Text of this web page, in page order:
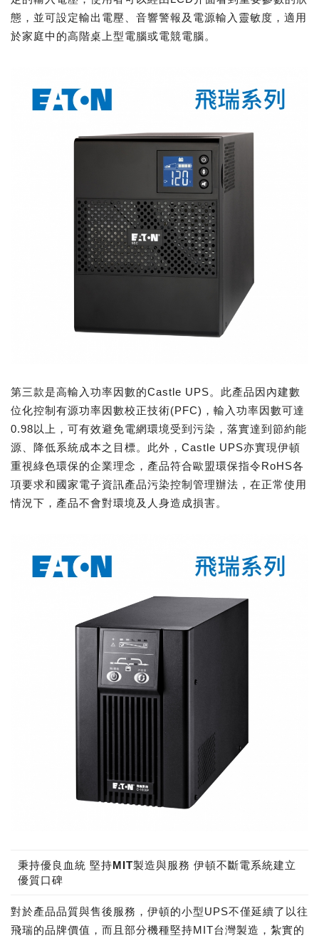
態，並可設定輸出電壓、音響警報及電源輸入靈敏度，適用
於家庭中的高階桌上型電腦或電競電腦。
第三款是高輸入功率因數的Castle UPS。此產品因內建數
位化控制有源功率因數校正技術(PFC)，輸入功率因數可達
0.98以上，可有效避免電網環境受到污染，落實達到節約能
源、降低系統成本之目標。此外，Castle UPS亦實現伊頓
重視綠色環保的企業理念，產品符合歐盟環保指令RoHS各
項要求和國家電子資訊產品污染控制管理辦法，在正常使用
情況下，產品不會對環境及人身造成損害。
秉持優良血統 堅持MIT製造與服務 伊頓不斷電系統建立
優質口碑
對於產品品質與售後服務，伊頓的小型UPS不僅延續了以往
飛瑞的品牌價值，而且部分機種堅持MIT台灣製造，紮實的